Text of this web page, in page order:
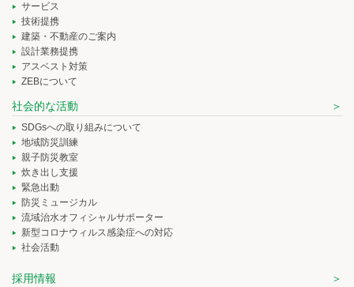
サービス
技術提携
建築・不動産のご案内
設計業務提携
アスベスト対策
ZEBについて
社会的な活動
SDGsへの取り組みについて
地域防災訓練
親子防災教室
炊き出し支援
緊急出動
防災ミュージカル
流域治水オフィシャルサポーター
新型コロナウィルス感染症への対応
社会活動
採用情報